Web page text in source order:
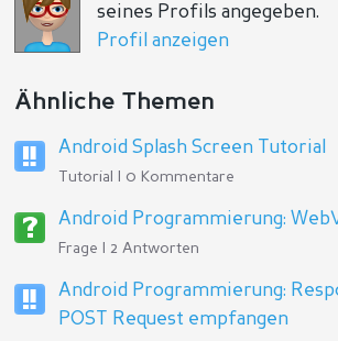
seines Profils angegeben.
Profil anzeigen
Ähnliche Themen
Android Splash Screen Tutorial
Tutorial | 0 Kommentare
Android Programmierung:
Frage | 2 Antworten
Android Programmierung:
POST Request empfangen